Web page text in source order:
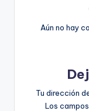
Aún no hay
Tu dirección
Los